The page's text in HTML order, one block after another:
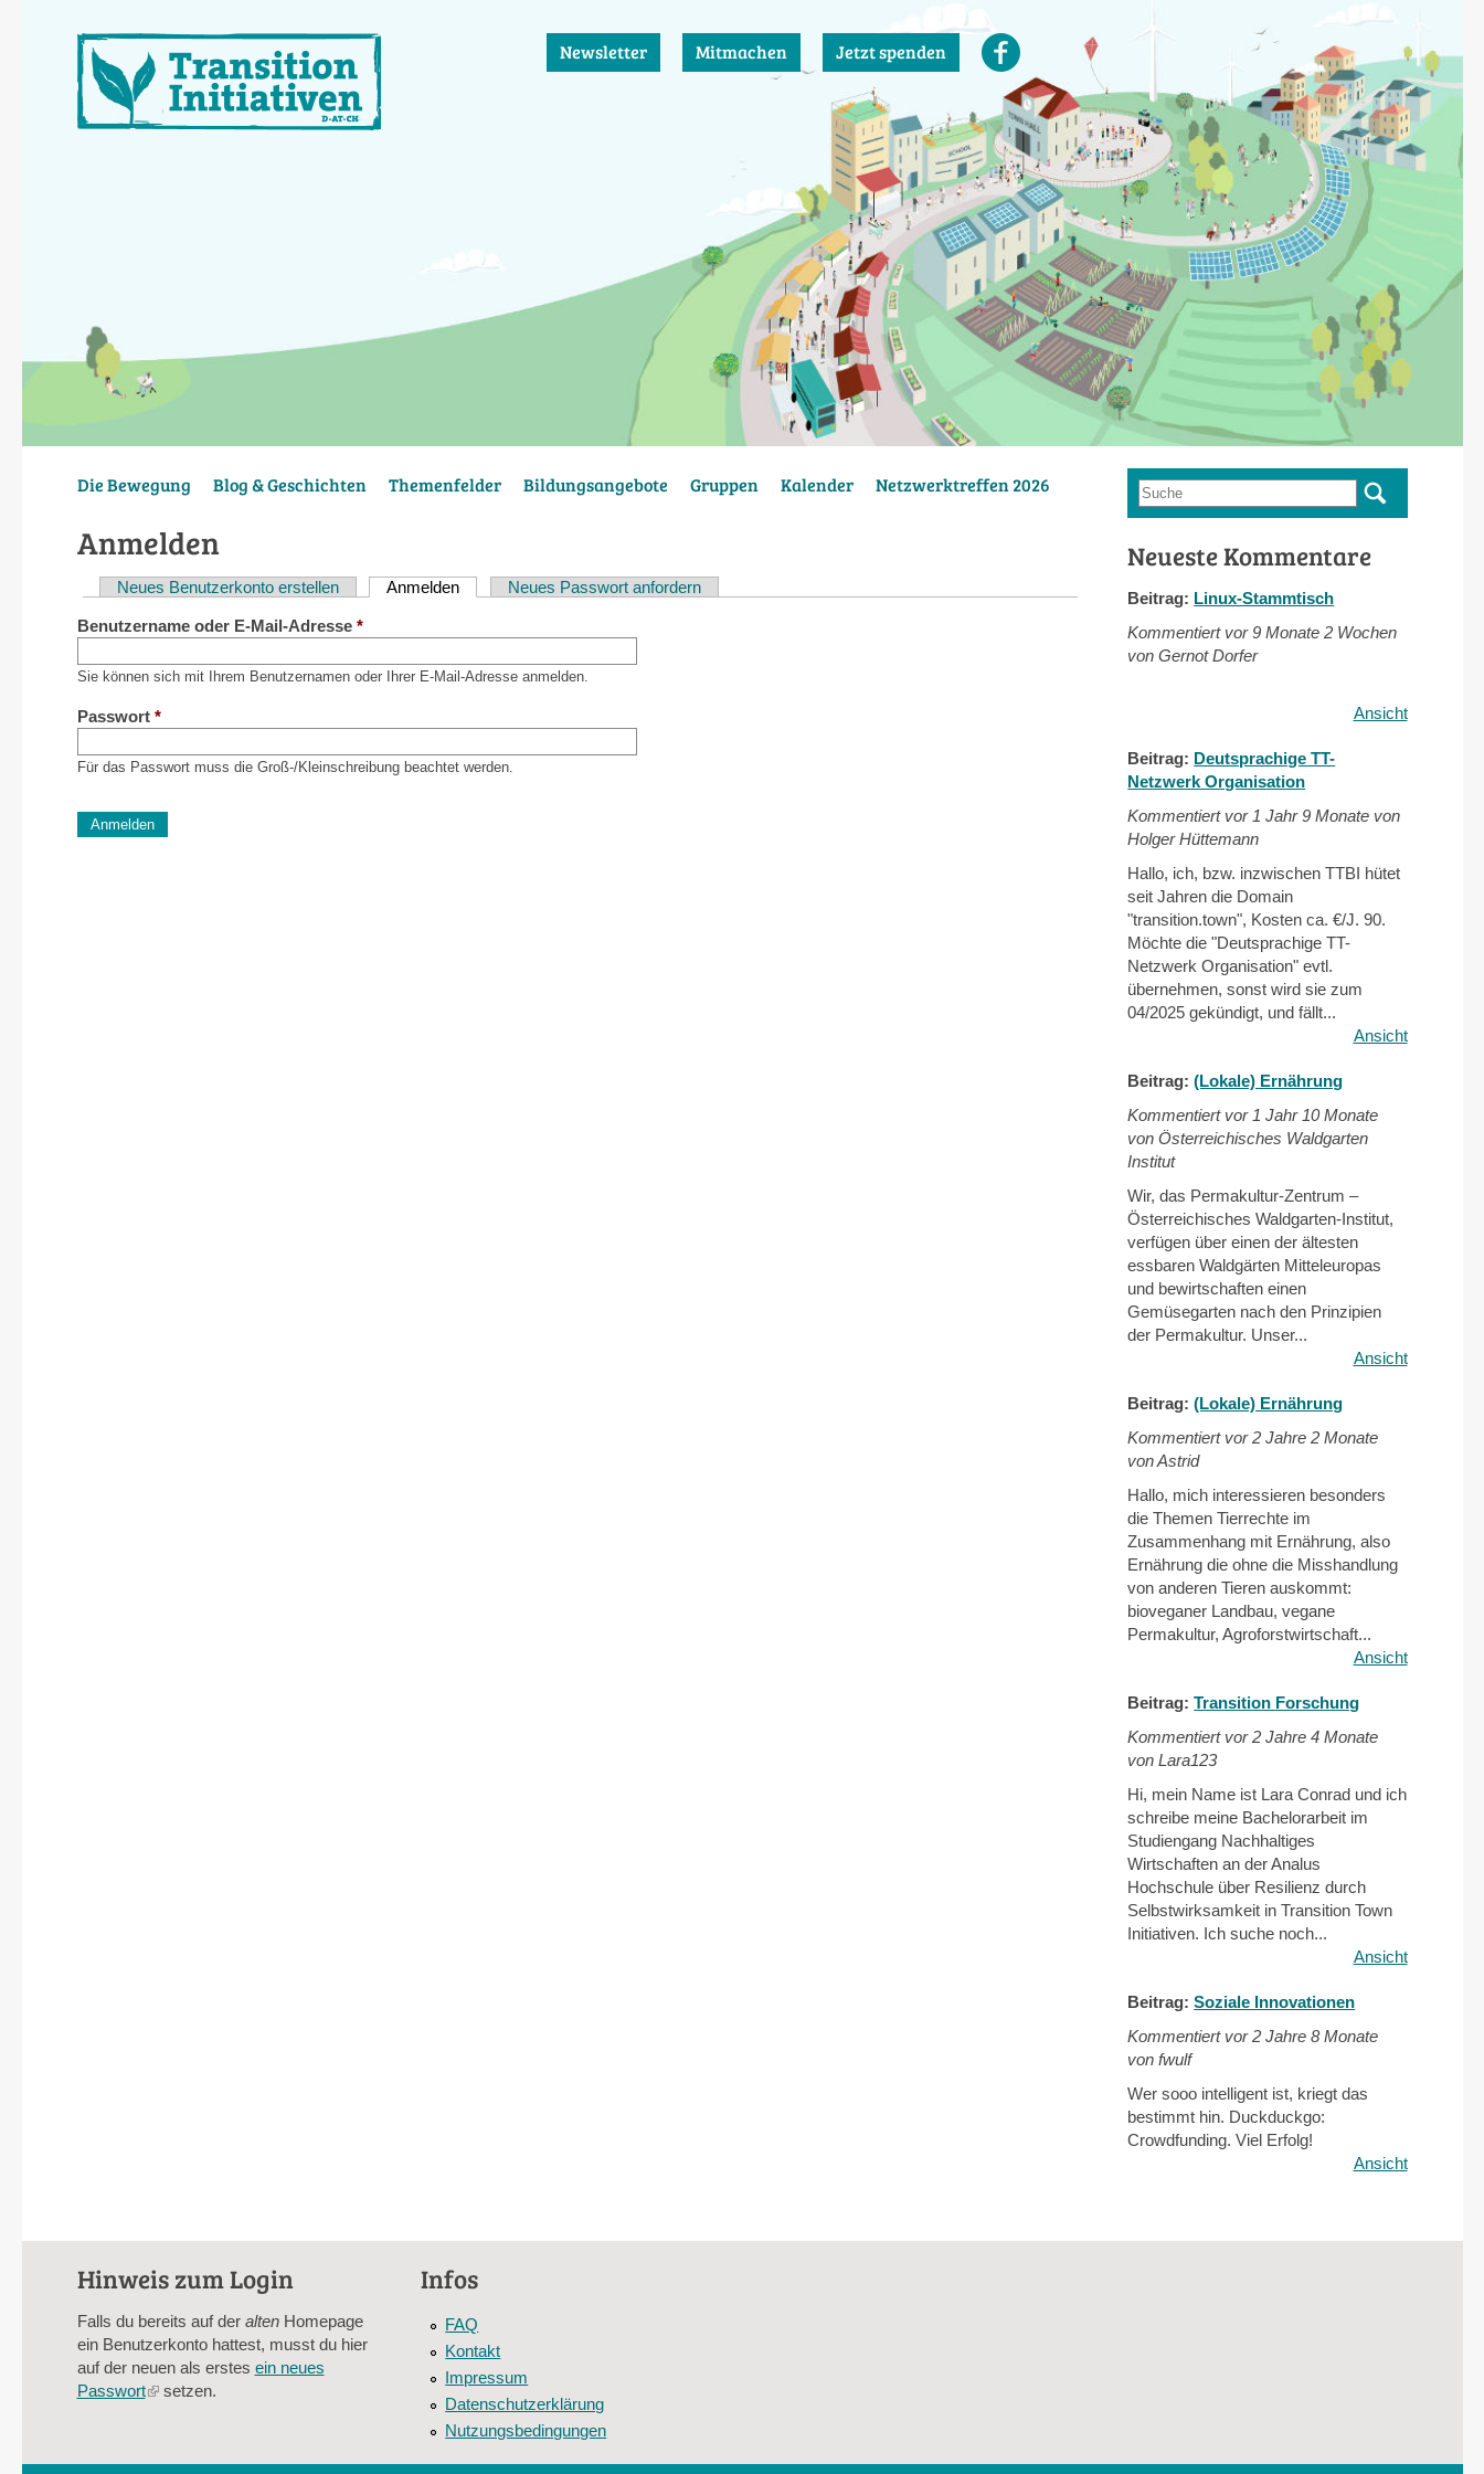
Newsletter Mitmachen Jetzt spenden
Die Bewegung Blog & Geschichten Themenfelder Bildungsangebote Gruppen Kalender Netzwerktreffen 2026
Anmelden
Haupt-
Reiter
Neues Benutzerkonto erstellen Anmelden (aktiver Reiter)
Neues Passwort anfordern
Benutzername oder E-Mail-Adresse *
Sie können sich mit Ihrem Benutzernamen oder Ihrer E-Mail-Adresse anmelden.
Passwort *
Für das Passwort muss die Groß-/Kleinschreibung beachtet werden.
Diese Sicherheitsfrage überprüft, ob Sie ein menschlicher Besucher sind und
Suchformular
Suche
Neueste Kommentare
Beitrag: Linux-Stammtisch
Kommentiert vor9 Monate 2 Wochen
von Gernot Dorfer
Ansicht
Beitrag: Deutsprachige TT-
Netzwerk Organisation
Kommentiert vor 1 Jahr 9 Monate von
Holger Hüttemann
Hallo, ich, bzw. inzwischen TTBI hütet
seit Jahren die Domain
"transition.town", Kosten ca. €/J. 90.
Möchte die "Deutsprachige TT-
Netzwerk Organisation" evtl.
übernehmen, sonst wird sie zum
04/2025 gekündigt, und fällt...
Ansicht
Beitrag:(Lokale) Ernährung
Kommentiert vor 1 Jahr 10 Monate
von Österreichisches Waldgarten
Institut
Wir, das Permakultur-Zentrum –
Österreichisches Waldgarten-Institut,
verfügen über einen der ältesten
essbaren Waldgärten Mitteleuropas
und bewirtschaften einen
Gemüsegarten nach den Prinzipien
der Permakultur. Unser...
Ansicht
Beitrag:(Lokale) Ernährung
Kommentiert vor2 Jahre 2 Monate
von Astrid
Hallo, mich interessieren besonders
die Themen Tierrechte im
Zusammenhang mit Ernährung, also
Ernährung die ohne die Misshandlung
von anderen Tieren auskommt:
bioveganer Landbau, vegane
Permakultur, Agroforstwirtschaft...
Ansicht
Beitrag:Transition Forschung
Kommentiert vor2 Jahre 4 Monate
von Lara123
Hi, mein Name ist Lara Conrad und ich
schreibe meine Bachelorarbeit im
Studiengang Nachhaltiges
Wirtschaften an der Analus
Hochschule über Resilienz durch
Selbstwirksamkeit in Transition Town
Initiativen. Ich suche noch...
Ansicht
Beitrag:Soziale Innovationen
Kommentiert vor2 Jahre 8 Monate
von fwulf
Wer sooo intelligent ist, kriegt das
bestimmt hin. Duckduckgo:
Crowdfunding. Viel Erfolg!
Ansicht
Hinweis zum Login
Falls du bereits auf der altenHomepage
ein Benutzerkonto hattest, musst du hier
auf der neuen als erstes ein neues
Passwort(linksetzen.
Infos
FAQ
Kontakt
Impressum
Datenschutzerklärung
Nutzungsbedingungen